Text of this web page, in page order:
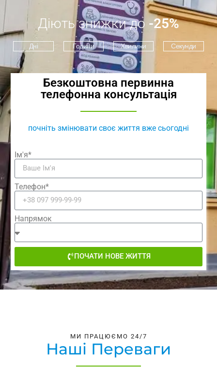
Діють знижки до -25%
Дні Години Хвилини Секунди
Безкоштовна первинна
телефонна консультація
почніть змінювати своє життя вже сьогодні
Ім'я*
Телефон*
Напрямок
ПОЧАТИ НОВЕ ЖИТТЯ
МИ ПРАЦЮЄМО 24/7
Наші Переваги